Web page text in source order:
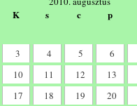
K s c p
3 4 5 6
10 11 12 13
17 18 19 20